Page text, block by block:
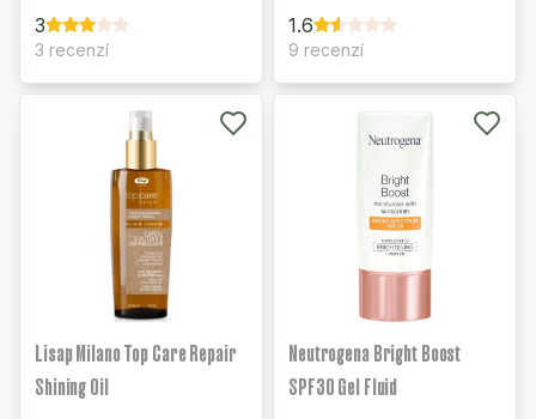
záření SPF20
3
3 recenzí
1.6
9 recenzí
Lisap Milano Top Care Repair
Shining Oil
Neutrogena Bright Boost
SPF30 Gel Fluid